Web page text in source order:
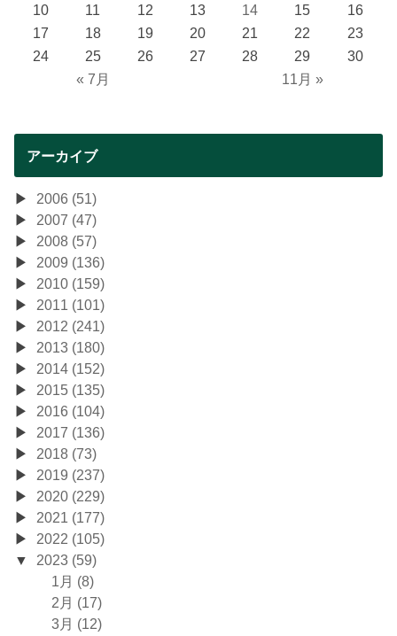
« 7月 11月 »
10
11 12 13 14 15
16
17
18 19 20 21 22
23
24
25 26 27 28 29 30
アーカイブ
2006 (51)
2007 (47)
2008 (57)
2009 (136)
2010 (159)
2011 (101)
2012 (241)
2013 (180)
2014 (152)
2015 (135)
2016 (104)
2017 (136)
2018 (73)
2019 (237)
2020 (229)
2021 (177)
2022 (105)
2023 (59)
1月 (8)
2月 (17)
3月 (12)